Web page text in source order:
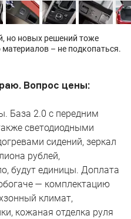
но новых решений тоже
– не подкопаться.
Вопрос цены:
База 2.0 с передним
светодиодными
сидений, зеркал
рублей,
будут единицы. Доплата
— комплектацию
климат,
кожаная отделка руля